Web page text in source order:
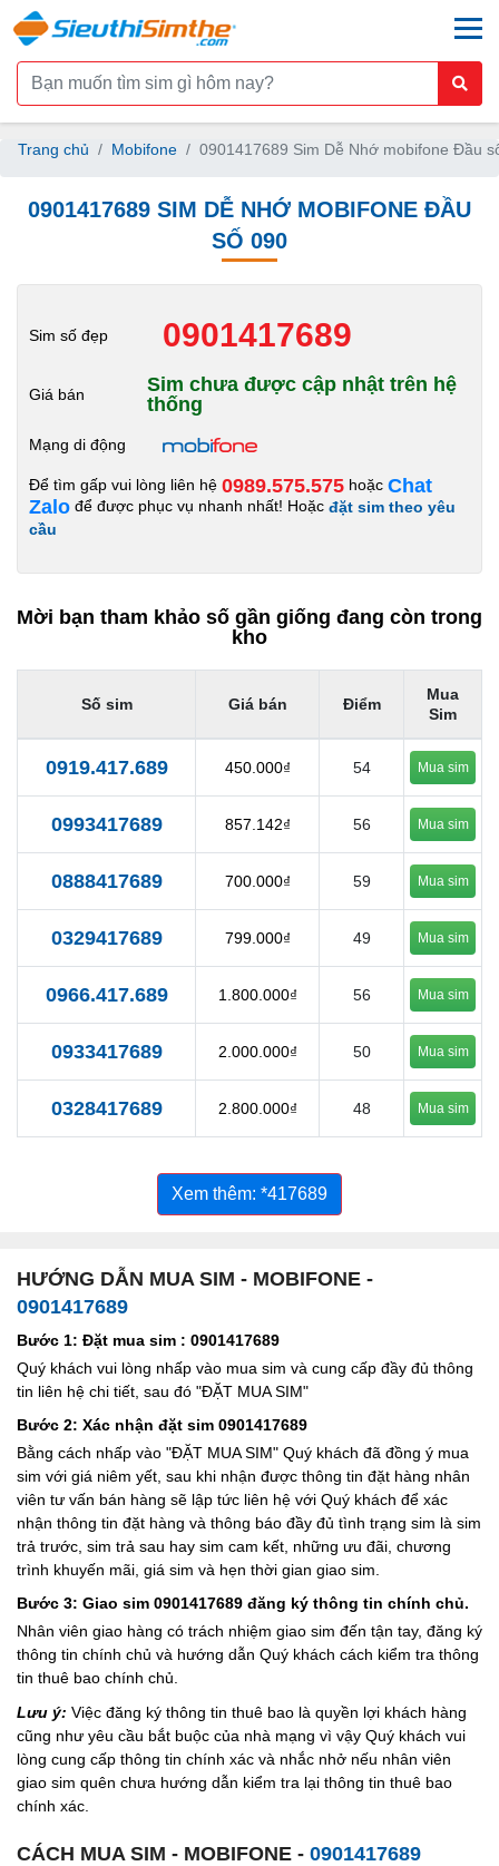
Trang chủ Mobifone 0901417689 Sim Dễ Nhớ mobifone Đầu
0901417689 SIM DỄ NHỚ MOBIFONE ĐẦU
SỐ 090
Sim số đẹp 0901417689
Giá bán
Sim chưa được cập nhật trên hệ
thống
Mạng di động
Để tìm gấp vui lòng liên hệ 0989.575.575 hoặc Chat
Zalo để được phục vụ nhanh nhất! Hoặc đặt sim theo yêu
cầu
Mời bạn tham khảo số gần giống đang còn trong
kho
Số sim Giá bán Điểm
Mua
Sim
0919.417.689 450.000₫ 54 Mua sim
0993417689 857.142₫ 56 Mua sim
0888417689 700.000₫ 59 Mua sim
0329417689 799.000₫ 49 Mua sim
0966.417.689 1.800.000₫ 56 Mua sim
0933417689 2.000.000₫ 50 Mua sim
0328417689 2.800.000₫ 48 Mua sim
Xem thêm: *417689
HƯỚNG DẪN MUA SIM - MOBIFONE -
0901417689
Bước 1: Đặt mua sim : 0901417689
Quý khách vui lòng nhấp vào mua sim và cung cấp đầy đủ thông
tin liên hệ chi tiết, sau đó "ĐẶT MUA SIM"
Bước 2: Xác nhận đặt sim 0901417689
Bằng cách nhấp vào "ĐẶT MUA SIM" Quý khách đã đồng ý mua
sim với giá niêm yết, sau khi nhận được thông tin đặt hàng nhân
viên tư vấn bán hàng sẽ lập tức liên hệ với Quý khách để xác
nhận thông tin đặt hàng và thông báo đầy đủ tình trạng sim là sim
trả trước, sim trả sau hay sim cam kết, những ưu đãi, chương
trình khuyến mãi, giá sim và hẹn thời gian giao sim.
Bước 3: Giao sim 0901417689 đăng ký thông tin chính chủ.
Nhân viên giao hàng có trách nhiệm giao sim đến tận tay, đăng ký
thông tin chính chủ và hướng dẫn Quý khách cách kiểm tra thông
tin thuê bao chính chủ.
Lưu ý: Việc đăng ký thông tin thuê bao là quyền lợi khách hàng
cũng như yêu cầu bắt buộc của nhà mạng vì vậy Quý khách vui
lòng cung cấp thông tin chính xác và nhắc nhở nếu nhân viên
giao sim quên chưa hướng dẫn kiểm tra lại thông tin thuê bao
chính xác.
CÁCH MUA SIM - MOBIFONE - 0901417689